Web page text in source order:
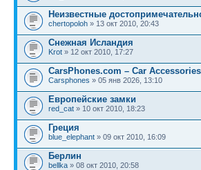
Неизвестные
chertopoloh » 13 окт 2010, 20:43
Снежная Исландия
Krot » 12 окт 2010, 17:27
CarsPhones.com – Car
Carsphones » 05 янв 2026, 13:10
Европейские замки
red_cat » 10 окт 2010, 18:23
Греция
blue_elephant » 09 окт 2010, 16:09
Берлин
bellka » 08 окт 2010, 20:58